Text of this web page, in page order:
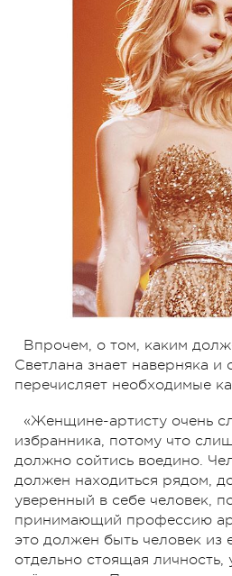
Впрочем, о том, каким
Светлана знает наверняка и
перечисляет необходимые
«Женщине-артисту очень
избранника, потому что
должно сойтись воедино.
должен находиться рядом,
уверенный в себе человек,
принимающий профессию
это должен быть человек из
отдельно стоящая